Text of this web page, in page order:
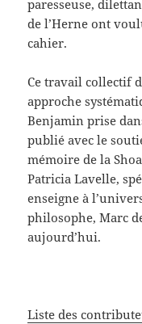
paresseuse,
de l’Herne ont
cahier.
Ce travail collectif
approche
Benjamin prise
publié avec le
mémoire de la
Patricia Lavelle,
enseigne à
philosophe, Marc
aujourd’hui.
Liste des